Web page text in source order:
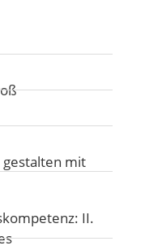
mit
II.